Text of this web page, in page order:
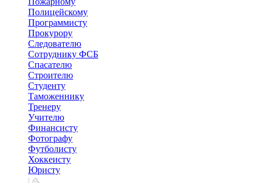
Полицейскому
Программисту
Прокурору
Следователю
Сотруднику ФСБ
Спасателю
Строителю
Студенту
Таможеннику
Тренеру
Учителю
Финансисту
Фотографу
Футболисту
Хоккеисту
Юристу